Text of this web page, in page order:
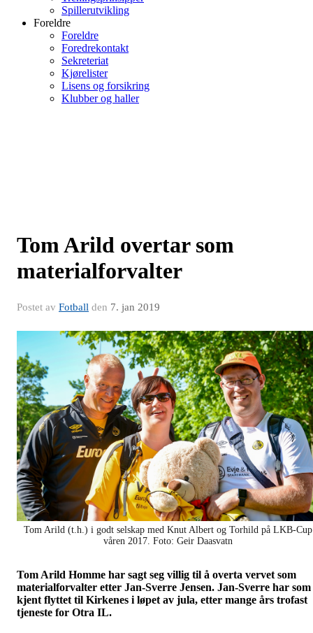
Spillerutvikling
Foreldre
Foreldre
Foredrekontakt
Sekreteriat
Kjørelister
Lisens og forsikring
Klubber og haller
Tom Arild overtar som
materialforvalter
Postet av Fotball den 7. jan 2019
Tom Arild (t.h.) i godt selskap med Knut Albert og Torhild på LKB-Cup
våren 2017. Foto: Geir Daasvatn
Tom Arild Homme har sagt seg villig til å overta vervet som
materialforvalter etter Jan-Sverre Jensen. Jan-Sverre har som
kjent flyttet til Kirkenes i løpet av jula, etter mange års trofast
tjeneste for Otra IL.